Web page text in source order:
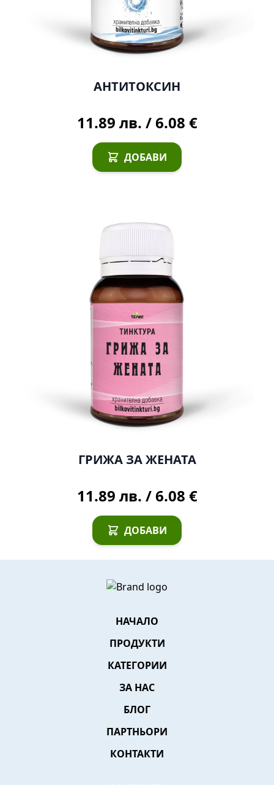
АНТИТОКСИН
11.89 лв. /6.08 €
ДОБАВИ
ГРИЖА ЗА ЖЕНАТА
11.89 лв. /6.08 €
ДОБАВИ
НАЧАЛО
ПРОДУКТИ
КАТЕГОРИИ
ЗА НАС
БЛОГ
ПАРТНЬОРИ
КОНТАКТИ